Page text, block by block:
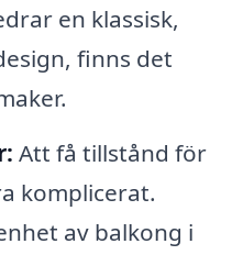
en klassisk,
finns det
Att få tillstånd för
komplicerat.
av balkong i